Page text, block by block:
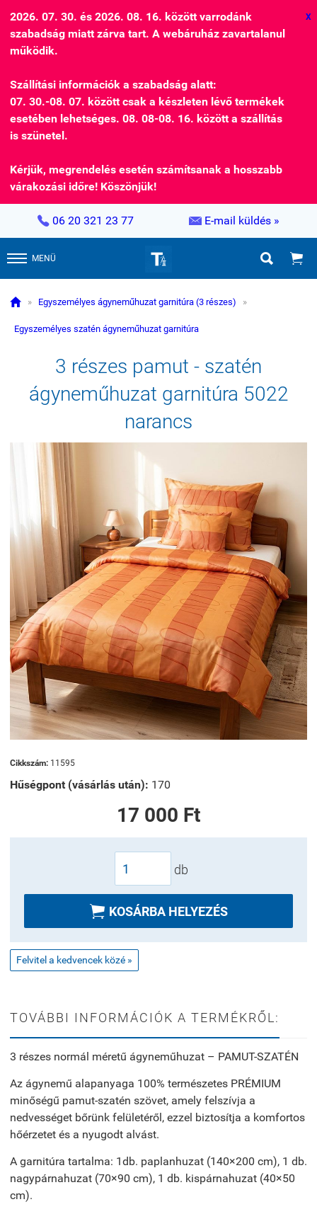
2026. 07. 30. és 2026. 08. 16. között varrodánk
szabadság miatt zárva tart. A webáruház zavartalanul
működik.
Szállítási információk a szabadság alatt:
07. 30.-08. 07. között csak a készleten lévő termékek
esetében lehetséges. 08. 08-08. 16. között a szállítás
is szünetel.
Kérjük, megrendelés esetén számítsanak a hosszabb
várakozási időre! Köszönjük!
X
 06 20 321 23 77  E-mail küldés »
MENÜ  
 » Egyszemélyes ágyneműhuzat garnitúra (3 részes) »
Egyszemélyes szatén ágyneműhuzat garnitúra
3 részes pamut - szatén
ágyneműhuzat garnitúra 5022
narancs
Cikkszám: 11595
Hűségpont (vásárlás után): 170
17 000 Ft
db
 KOSÁRBA HELYEZÉS
Felvitel a kedvencek közé »
TOVÁBBI INFORMÁCIÓK A TERMÉKRŐL:
3 részes normál méretű ágyneműhuzat – PAMUT-SZATÉN
Az ágynemű alapanyaga 100% természetes PRÉMIUM
minőségű pamut-szatén szövet, amely felszívja a
nedvességet bőrünk felületéről, ezzel biztosítja a komfortos
hőérzetet és a nyugodt alvást.
A garnitúra tartalma: 1db. paplanhuzat (140×200 cm), 1 db.
nagypárnahuzat (70×90 cm), 1 db. kispárnahuzat (40×50
cm).